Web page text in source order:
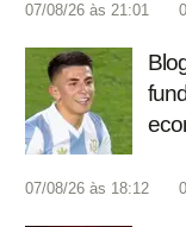
07/08/26 às 21:01 0
07/08/26 às 18:12 0